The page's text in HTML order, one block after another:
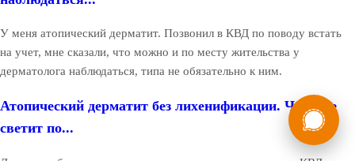
У меня атопический дерматит. Позвонил в КВД по поводу встать
на учет, мне сказали, что можно и по месту жительства у
дерматолога наблюдаться, типа не обязательно к ним.
Атопический дерматит без лихенификации. Что мне
светит по...
Мы в России
Бесплатная